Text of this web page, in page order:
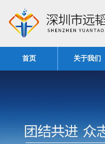
首页 关于我们